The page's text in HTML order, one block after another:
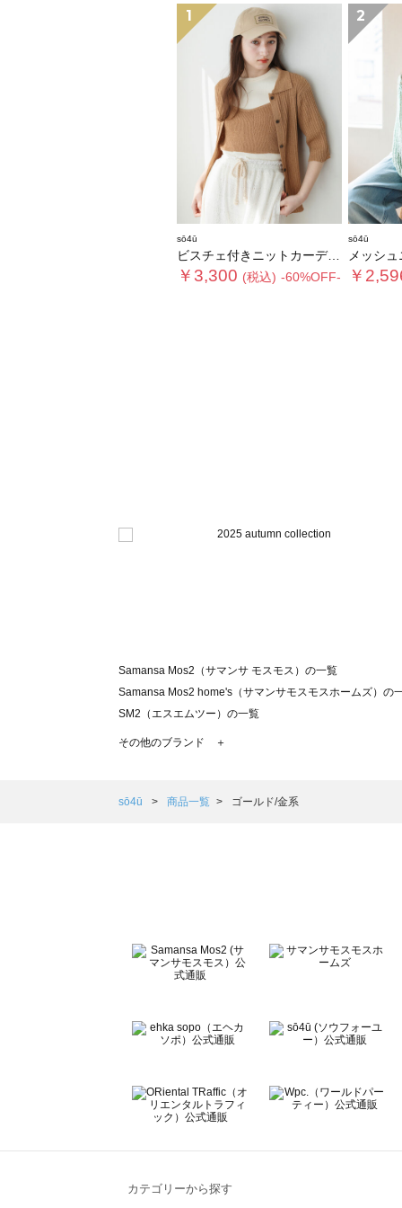
1
sō4ū
ビスチェ付きニットカーディガン
￥3,300 (税込) -60%OFF-
2
sō4ū
メッシ
￥
Samansa Mos2（サマンサ モスモス）の一覧
Samansa Mos2 home's（サマンサモスモスホームズ）の
SM2（エスエムツー）の一覧
TSUHARU by Samansa Mos2（ツハルバイサマンサモス
Samansa Mos2 Lagom（サマンサモスモス ラーゴム）の
BETTY'S BLUE（べティーズブルー）の一覧
Wpc.（ワールドパーティー）の一覧
その他のブランド ＋
sō4ū 商品一覧 ゴールド/金系
カテゴリーから探す